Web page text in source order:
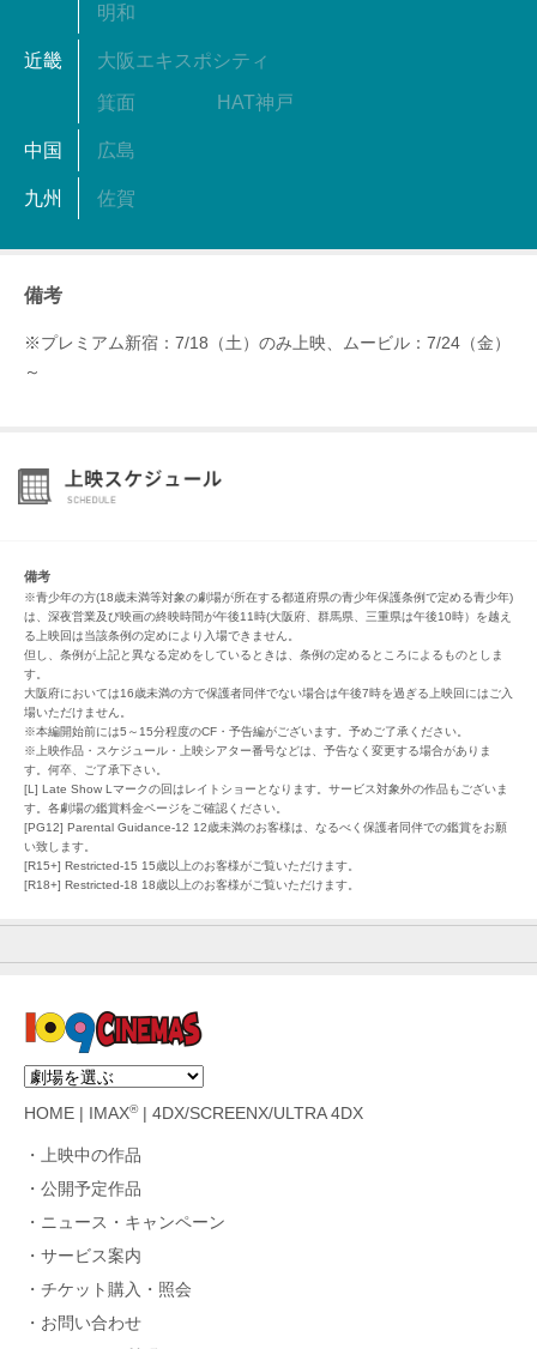
明和
近畿 大阪エキスポシティ
箕面 HAT神戸
中国 広島
九州 佐賀
備考
※プレミアム新宿：7/18（土）のみ上映、ムービル：7/24（金）
～
備考
※青少年の方(18歳未満等対象の劇場が所在する都道府県の青少年保護条例で定める青少年)
は、深夜営業及び映画の終映時間が午後11時(大阪府、群馬県、三重県は午後10時）を越え
る上映回は当該条例の定めにより入場できません。
但し、条例が上記と異なる定めをしているときは、条例の定めるところによるものとしま
す。
大阪府においては16歳未満の方で保護者同伴でない場合は午後7時を過ぎる上映回にはご入
場いただけません。
※本編開始前には5～15分程度のCF・予告編がございます。予めご了承ください。
※上映作品・スケジュール・上映シアター番号などは、予告なく変更する場合がありま
す。何卒、ご了承下さい。
[L] Late Show Lマークの回はレイトショーとなります。サービス対象外の作品もございま
す。各劇場の鑑賞料金ページをご確認ください。
[PG12] Parental Guidance-12 12歳未満のお客様は、なるべく保護者同伴での鑑賞をお願
い致します。
[R15+] Restricted-15 15歳以上のお客様がご覧いただけます。
[R18+] Restricted-18 18歳以上のお客様がご覧いただけます。
HOME IMAX®| 4DX/SCREENX/ULTRA 4DX
上映中の作品
公開予定作品
ニュース・キャンペーン
サービス案内
チケット購入・照会
お問い合わせ